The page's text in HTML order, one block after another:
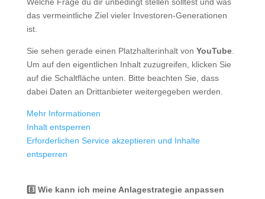
das vermeintliche Ziel vieler Investoren-Generationen
ist.
Sie sehen gerade einen Platzhalterinhalt von YouTube.
Um auf den eigentlichen Inhalt zuzugreifen, klicken Sie
auf die Schaltfläche unten. Bitte beachten Sie, dass
dabei Daten an Drittanbieter weitergegeben werden.
Mehr Informationen
Inhalt entsperren
Erforderlichen Service akzeptieren und Inhalte
entsperren
8️⃣ Wie kann ich meine Anlagestrategie anpassen